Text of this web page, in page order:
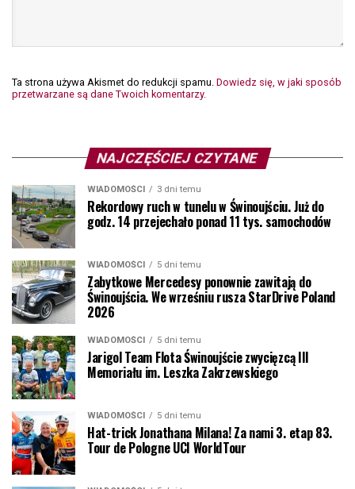
Ta strona używa Akismet do redukcji spamu. Dowiedz się, w jaki sposób
przetwarzane są dane Twoich komentarzy.
NAJCZĘŚCIEJ CZYTANE
WIADOMOŚCI 3 dni temu
Rekordowy ruch w tunelu w Świnoujściu. Już do
godz. 14 przejechało ponad 11 tys. samochodów
WIADOMOŚCI 5 dni temu
Zabytkowe Mercedesy ponownie zawitają do
Świnoujścia. We wrześniu rusza StarDrive Poland
2026
WIADOMOŚCI 5 dni temu
Jarigol Team Flota Świnoujście zwycięzcą III
Memoriału im. Leszka Zakrzewskiego
WIADOMOŚCI 5 dni temu
Hat-trick Jonathana Milana! Za nami 3. etap 83.
Tour de Pologne UCI WorldTour